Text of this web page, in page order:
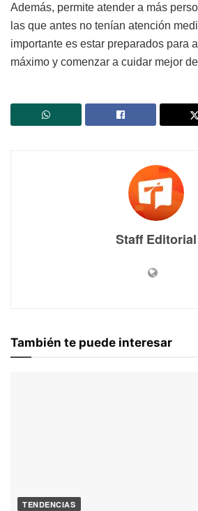
Además, permite atender a más
las que antes no tenían atención
importante es estar preparados para
máximo y comenzar a cuidar mejor
Staff Editorial
También te puede interesar
TENDENCIAS